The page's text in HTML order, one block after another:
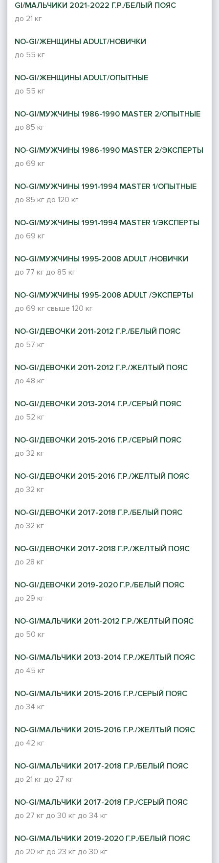
GI/МАЛЬЧИКИ 2021-2022 Г.Р./БЕЛЫЙ ПОЯС
до 21 кг
NO-GI/ЖЕНЩИНЫ ADULT/НОВИЧКИ
до 55 кг
NO-GI/ЖЕНЩИНЫ ADULT/ОПЫТНЫЕ
до 55 кг
NO-GI/МУЖЧИНЫ 1986-1990 MASTER 2/ОПЫТНЫЕ
до 85 кг
NO-GI/МУЖЧИНЫ 1986-1990 MASTER 2/ЭКСПЕРТЫ
до 69 кг
NO-GI/МУЖЧИНЫ 1991-1994 MASTER 1/ОПЫТНЫЕ
до 85 кг до 120 кг
NO-GI/МУЖЧИНЫ 1991-1994 MASTER 1/ЭКСПЕРТЫ
до 69 кг
NO-GI/МУЖЧИНЫ 1995-2008 ADULT /НОВИЧКИ
до 77 кг до 85 кг
NO-GI/МУЖЧИНЫ 1995-2008 ADULT /ЭКСПЕРТЫ
до 69 кг свыше 120 кг
NO-GI/ДЕВОЧКИ 2011-2012 Г.Р./БЕЛЫЙ ПОЯС
до 57 кг
NO-GI/ДЕВОЧКИ 2011-2012 Г.Р./ЖЕЛТЫЙ ПОЯС
до 48 кг
NO-GI/ДЕВОЧКИ 2013-2014 Г.Р./СЕРЫЙ ПОЯС
до 52 кг
NO-GI/ДЕВОЧКИ 2015-2016 Г.Р./СЕРЫЙ ПОЯС
до 32 кг
NO-GI/ДЕВОЧКИ 2015-2016 Г.Р./ЖЕЛТЫЙ ПОЯС
до 32 кг
NO-GI/ДЕВОЧКИ 2017-2018 Г.Р./БЕЛЫЙ ПОЯС
до 32 кг
NO-GI/ДЕВОЧКИ 2017-2018 Г.Р./ЖЕЛТЫЙ ПОЯС
до 28 кг
NO-GI/ДЕВОЧКИ 2019-2020 Г.Р./БЕЛЫЙ ПОЯС
до 29 кг
NO-GI/МАЛЬЧИКИ 2011-2012 Г.Р./ЖЕЛТЫЙ ПОЯС
до 50 кг
NO-GI/МАЛЬЧИКИ 2013-2014 Г.Р./ЖЕЛТЫЙ ПОЯС
до 45 кг
NO-GI/МАЛЬЧИКИ 2015-2016 Г.Р./СЕРЫЙ ПОЯС
до 34 кг
NO-GI/МАЛЬЧИКИ 2015-2016 Г.Р./ЖЕЛТЫЙ ПОЯС
до 42 кг
NO-GI/МАЛЬЧИКИ 2017-2018 Г.Р./БЕЛЫЙ ПОЯС
до 21 кг до 27 кг
NO-GI/МАЛЬЧИКИ 2017-2018 Г.Р./СЕРЫЙ ПОЯС
до 27 кг до 30 кг до 34 кг
NO-GI/МАЛЬЧИКИ 2019-2020 Г.Р./БЕЛЫЙ ПОЯС
до 20 кг до 23 кг до 30 кг